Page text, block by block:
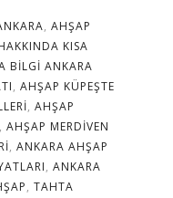
, AHŞAP
KISA
BILGI ANKARA
, AHŞAP KÜPEŞTE
, AHŞAP
, AHŞAP MERDIVEN
, ANKARA AHŞAP
, ANKARA
, TAHTA